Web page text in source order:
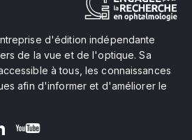
d'édition indépendante
de la vue et de l'optique. Sa
à tous, les connaissances
afin d'informer et d'améliorer le